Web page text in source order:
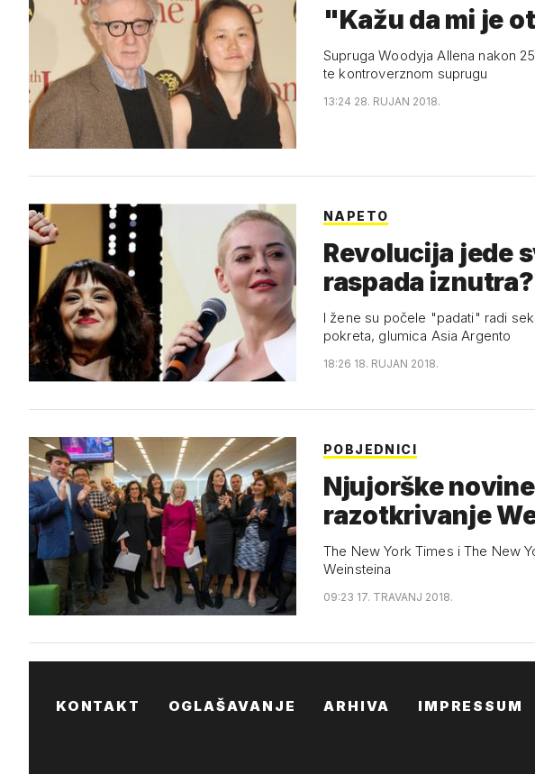
"Kažu da mi je
Supruga Woodyja Allena nakon
te kontroverznom suprugu
13:24 28. RUJAN 2018.
NAPETO
Revolucija jede
raspada iznutra?
I žene su počele "padati" radi
pokreta, glumica Asia Argento
18:26 18. RUJAN 2018.
POBJEDNICI
Njujorške
razotkrivanje
The New York Times i The New
Weinsteina
09:23 17. TRAVANJ 2018.
KONTAKT OGLAŠAVANJE ARHIVA IMPRESSUM